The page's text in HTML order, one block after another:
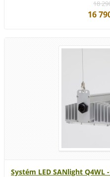
18
16
Systém LED SANlight Q4WL